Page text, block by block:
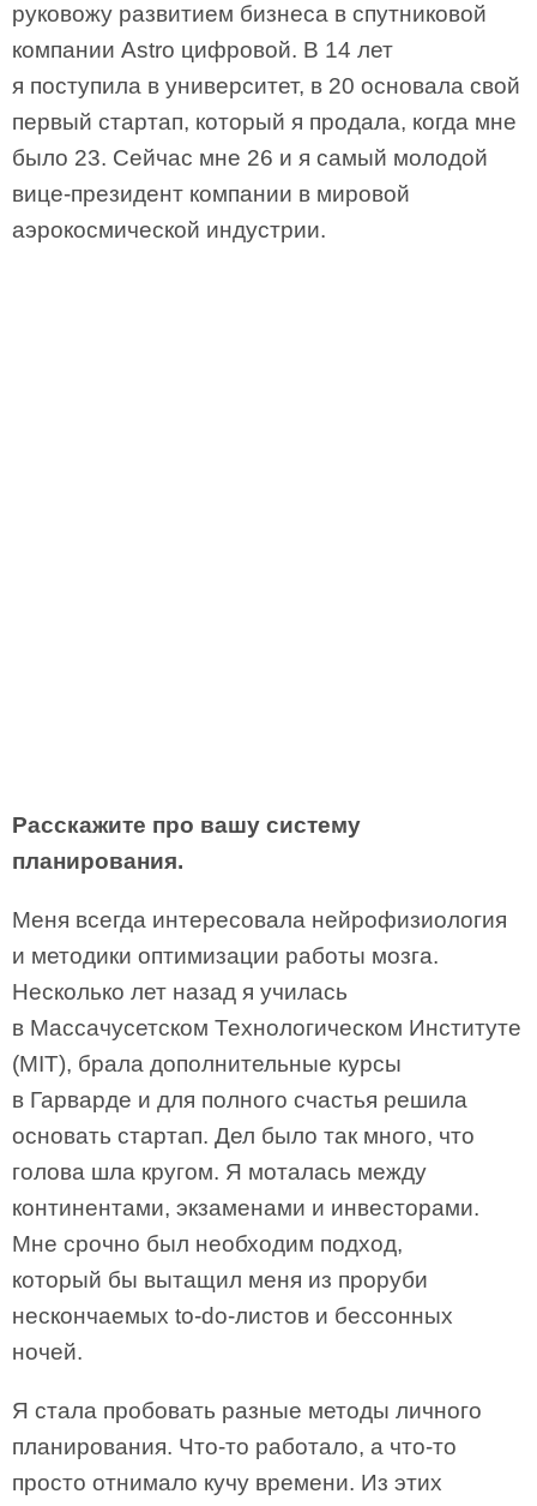
руковожу развитием бизнеса в спутниковой
компании Astro цифровой. В 14 лет
я поступила в университет, в 20 основала свой
первый стартап, который я продала, когда мне
было 23. Сейчас мне 26 и я самый молодой
вице-президент компании в мировой
аэрокосмической индустрии.
Расскажите про вашу систему
планирования.
Меня всегда интересовала нейрофизиология
и методики оптимизации работы мозга.
Несколько лет назад я училась
в Массачусетском Технологическом Институте
(MIT), брала дополнительные курсы
в Гарварде и для полного счастья решила
основать стартап. Дел было так много, что
голова шла кругом. Я моталась между
континентами, экзаменами и инвесторами.
Мне срочно был необходим подход,
который бы вытащил меня из проруби
нескончаемых to-do-листов и бессонных
ночей.
Я стала пробовать разные методы личного
планирования. Что-то работало, а что-то
просто отнимало кучу времени. Из этих